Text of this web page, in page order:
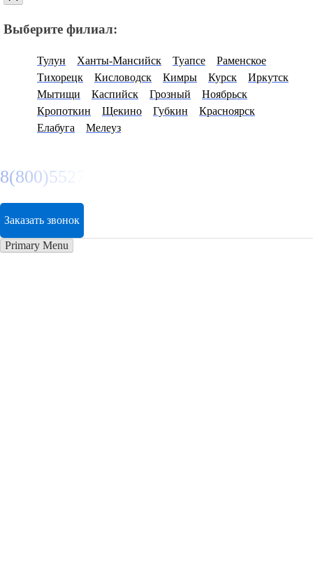
Выберите филиал:
Тулун Ханты-Мансийск Туапсе
Раменское
Тихорецк
Кисловодск Кимры Курск
Иркутск
Мытищи
Каспийск Грозный
Ноябрьск
Кропоткин
Щекино Губкин
Красноярск
Елабуга
Мелеуз
8(800)5527584
Заказать звонок
Primary Menu